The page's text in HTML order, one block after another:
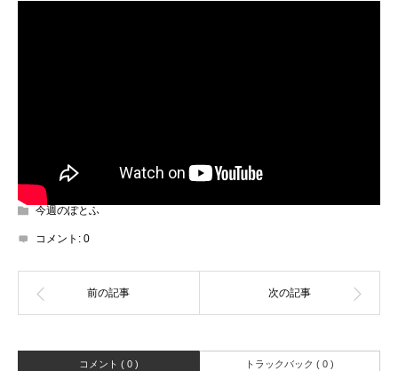
今週のぽとふ
コメント: 0
コメント ( 0 ) トラックバック ( 0 )